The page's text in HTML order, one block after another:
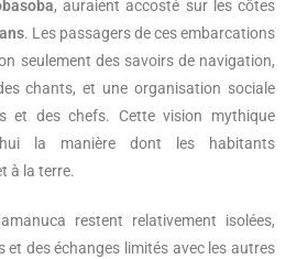
, auraient accosté sur les côtes
. Les passagers de ces embarcations
seulement des savoirs de navigation,
chants, et une organisation sociale
et des chefs. Cette vision mythique
la manière dont les habitants
à la terre.
restent relativement isolées,
des échanges limités avec les autres